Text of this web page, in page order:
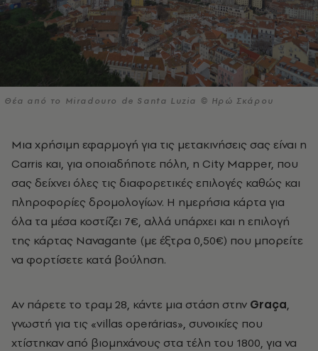
Θέα από το Miradouro de Santa Luzia © Ηρώ Σκάρου
Μια χρήσιμη εφαρμογή για τις μετακινήσεις σας είναι η
Carris και, για οποιαδήποτε πόλη, η City Mapper, που
σας δείχνει όλες τις διαφορετικές επιλογές καθώς και
πληροφορίες δρομολογίων. Η ημερήσια κάρτα για
όλα τα μέσα κοστίζει 7€, αλλά υπάρχει και η επιλογή
της κάρτας Navagante (με έξτρα 0,50€) που μπορείτε
να φορτίσετε κατά βούληση.
Αν πάρετε το τραμ 28, κάντε μια στάση στην Graça,
γνωστή για τις «villas operárias», συνοικίες που
χτίστηκαν από βιομηχάνους στα τέλη του 1800, για να